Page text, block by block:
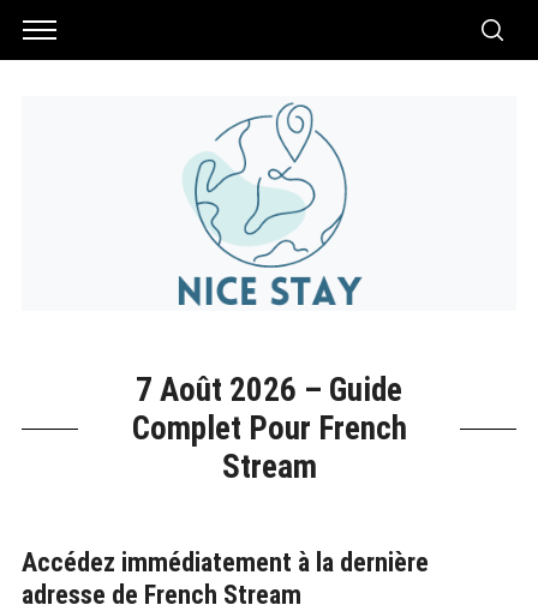
7 Août 2026 – Guide
Complet Pour French
Stream
Accédez immédiatement à la dernière
adresse de French Stream